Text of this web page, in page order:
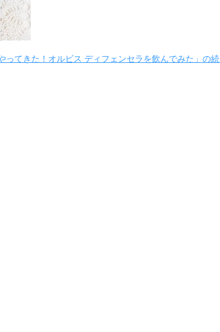
ってきた！オルビス ディフェンセラを飲んでみた」の